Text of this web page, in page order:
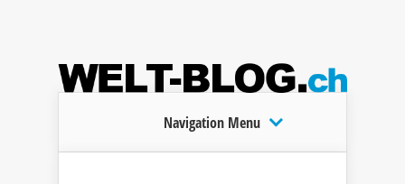
Navigation Menu